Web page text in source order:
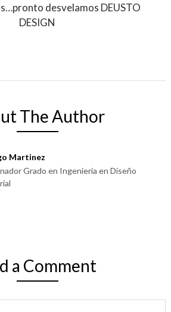
desvelamos DEUSTO
DESIGN
The Author
Martinez
Grado en Ingeniería en Diseño
a Comment